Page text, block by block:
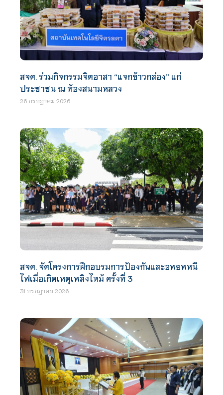
สจด. ร่วมกิจกรรมจิตอาสา “แจกข้าวกล่อง” แก่
ประชาชน ณ ท้องสนามหลวง
26 กรกฎาคม 2026
สจด. จัดโครงการฝึกอบรมการป้องกันและอพยพหนี
ไฟเมื่อเกิดเหตุเพลิงไหม้ ครั้งที่ 3
31 กรกฎาคม 2026